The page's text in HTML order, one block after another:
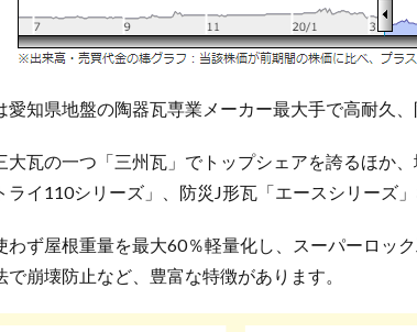
愛知県地盤の陶器瓦専業メーカー最大手で高耐久
大瓦の一つ「三州瓦」でトップシェアを誇るほか
ライ110シリーズ」、防災J形瓦「エースシリーズ」
わず屋根重量を最大60％軽量化し、スーパーロッ
で崩壊防止など、豊富な特徴があります。